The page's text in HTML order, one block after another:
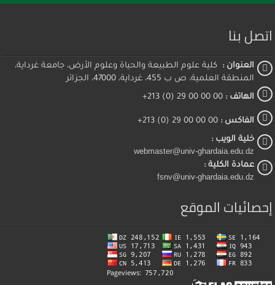
اتصل بنا
العنوان : كلية علوم الطبيعة والحياة وعلوم الأرض، جامعة غرداية،
المنطقة العلمية، ص ب 455، غرداية، 47000، الجزائر
الهاتف : 00 00 00 29 (0) 213+
الفاكس : 00 00 00 29 (0) 213+
خلية الويب :
webmaster@univ-ghardaia.edu.dz
عمادة الكلية :
fsnv@univ-ghardaia.edu.dz
إحصائيات الموقع